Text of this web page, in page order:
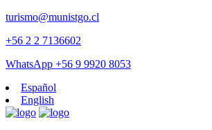
turismo@munistgo.cl
+56 2 2 7136602
WhatsApp +56 9 9920 8053
Español
English